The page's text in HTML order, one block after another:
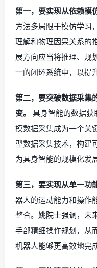
第一，要实现从依赖模
方法多局限于模仿学习
理解和物理因果关系的
展方向应当将推理、规
一的闭环系统中，以提
第二，要突破数据采集
变。
具身智能的数据获
模数据采集成为一个关
型数据采集技术，构建
为具身智能的规模化发
第三，要实现从单一功
器人的运动能力和操作
整合。姚院士强调，未
手部精细操作规划，从
机器人能够更高效地完